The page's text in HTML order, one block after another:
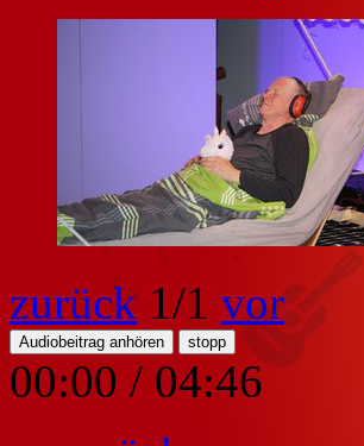
zurück 1/1 vor
Audiobeitrag anhören stopp
00:00 / 04:46